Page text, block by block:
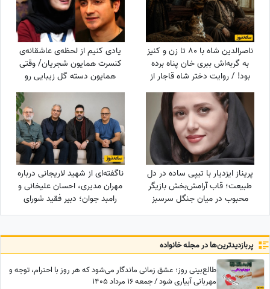
ناصرالدین شاه با 80 تا زن و کنیز
به گربه‌اش ببری خان پناه برده
بود! / روایت دختر شاه قاجار از
لایه‌های پنهان حرمسرای شاهی
یادی کنیم از لحظه‌ی عاشقانه‌ی
کنسرت همایون شجریان/ وقتی
همایون دسته گل زیبایی رو
تقدیم میکنه به سحر
دولت‌شاهی/ چه تیپ مینیمال و
شیکی زده سحر خانم!
پریناز ایزدیار با تیپی ساده در دل
طبیعت؛ قاب آرامش‌بخش بازیگر
محبوب در میان جنگل سرسبز
ناگفته‌ای از شهید لاریجانی درباره
مهران مدیری، احسان علیخانی و
رامبد جوان؛ دبیر فقید شورای
عالی امنیت ملی چه می‌خواست؟
پربازدید‌ترین‌ها در مجله خانواده
طالع‌بینی روز؛ عشق زمانی ماندگار می‌شود که هر روز با احترام، توجه و
مهربانی آبیاری شود / جمعه 16 مرداد 1405